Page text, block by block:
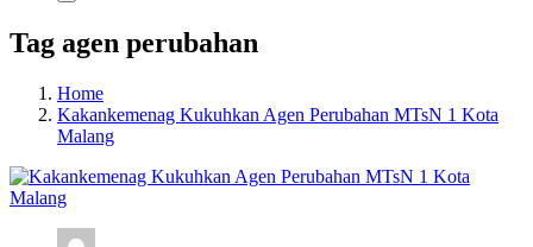
Tag agen perubahan
Home
Kakankemenag Kukuhkan Agen Perubahan MTsN 1 Kota
Malang